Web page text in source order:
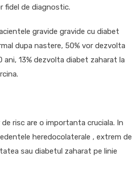
fidel de diagnostic.
gravide gravide cu diabet
dupa nastere, 50% vor dezvolta
13% dezvolta diabet zaharat la
risc are o importanta cruciala. In
heredocolaterale , extrem de
sau diabetul zaharat pe linie